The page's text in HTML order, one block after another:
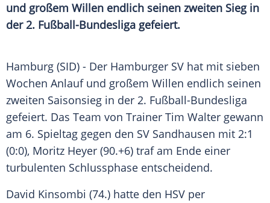
und großem Willen endlich seinen zweiten Sieg in
der 2. Fußball-Bundesliga gefeiert.
Hamburg (SID) - Der Hamburger SV hat mit sieben
Wochen Anlauf und großem Willen endlich seinen
zweiten Saisonsieg in der 2. Fußball-Bundesliga
gefeiert. Das Team von Trainer Tim Walter gewann
am 6. Spieltag gegen den SV Sandhausen mit 2:1
(0:0), Moritz Heyer (90.+6) traf am Ende einer
turbulenten Schlussphase entscheidend.
David Kinsombi (74.) hatte den HSV per